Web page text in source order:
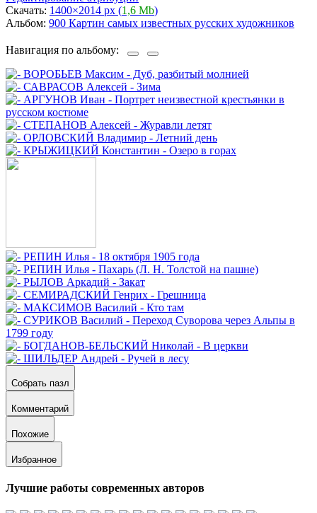
Скачать: 1400×2014 px (1,6 Mb)
Альбом: 900 Картин самых известных русских художников
Навигация по альбому:
Собрать пазл
Комментарий
Похожие
Избранное
Лучшие работы современных авторов